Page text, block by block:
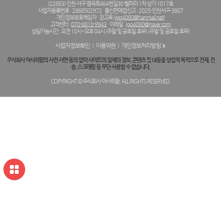
(22883) 인천 서구 염곡로464번길30 벨라미 1차 상가 1017호
사업자등록번호 : 2868502972 통신판매업신고 : 2025-인천서구-3807
개인정보보호책임자 : 장고옥 (jgo4080@hanmail.net)
고객센터 :070-8810-9943 이메일 : jgo4080@naver.com
상담가능시간 : 오전 10시~오후 04시 (주말 및 공휴일 휴무) (주말 및 공휴일 휴무)
사업자정보확인 이용약관 개인정보처리방침
주식회사 아사히팜의 사전 서면 동의 없이 사이트의 일체의 정보, 콘텐츠 및 UI등을 상업적 목적으로 전재, 전
송, 스크래핑 등 무단 사용할 수 없습니다.
COPYRIGHT © 주식회사 아사히팜. ALL RIGHTS RESERVED.